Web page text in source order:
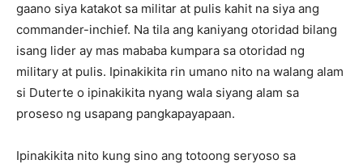
gaano siya katakot sa militar at pulis kahit na siya ang
commander-inchief. Na tila ang kaniyang otoridad bilang
isang lider ay mas mababa kumpara sa otoridad ng
military at pulis. Ipinakikita rin umano nito na walang alam
si Duterte o ipinakikita nyang wala siyang alam sa
proseso ng usapang pangkapayapaan.
Ipinakikita nito kung sino ang totoong seryoso sa